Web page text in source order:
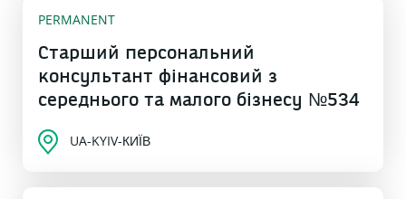
PERMANENT
Старший персональний
консультант фінансовий з
середнього та малого бізнесу №534
UA-KYIV-КИЇВ